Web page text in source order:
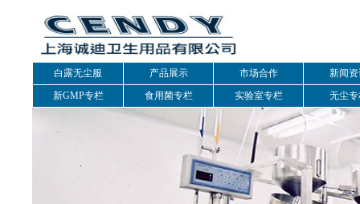
白露无尘服 产品展示 市场合作
新闻资
新GMP专栏
食用菌专栏 实验室专栏 无尘专